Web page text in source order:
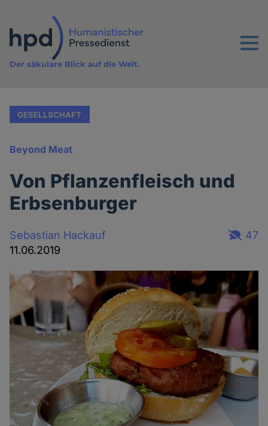
Inhalt
Menu
Der säkulare Blick auf die Welt.
GESELLSCHAFT
Beyond Meat
Von Pflanzenfleisch und
Erbsenburger
Sebastian Hackauf
11.06.2019
47